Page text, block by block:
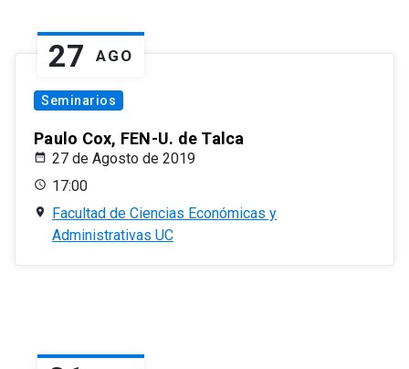
27 AGO
Seminarios
Paulo Cox, FEN-U. de Talca
27 de Agosto de 2019
17:00
Facultad de Ciencias Económicas y
Administrativas UC